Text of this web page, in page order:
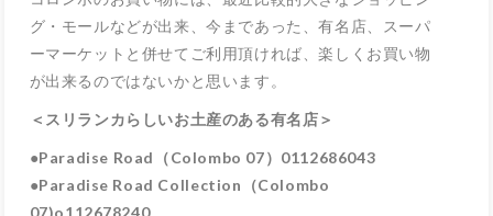
グ・モールなどが出来、今まであった、有名店、スーパ
ーマーケットと併せてご利用頂ければ、楽しくお買い物
が出来るのではないかと思います。
＜スリランカらしいお土産のある有名店＞
●Paradise Road（Colombo 07）0112686043
●Paradise Road Collection（Colombo